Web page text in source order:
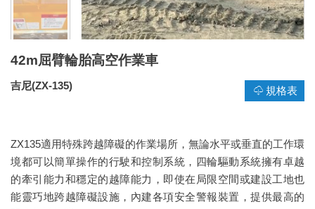
42m屈臂輪胎高空作業車
吉尼(ZX-135) 規格表
ZX135適用特殊跨越障礙的作業場所，無論水平或垂直的工作環
境都可以簡單操作的行駛和控制系統，四輪驅動系統擁有卓越
的牽引能力和穩定的越障能力，即使在局限空間或建設工地也
能靈巧地跨越障礙設施，內建各項安全警報裝置，提供最高的